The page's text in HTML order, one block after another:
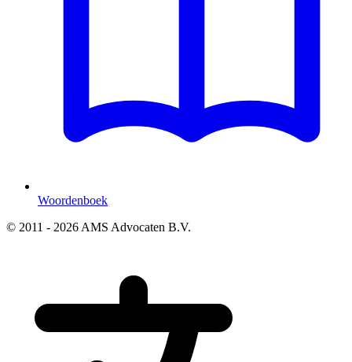
Woordenboek
© 2011 - 2026 AMS Advocaten B.V.